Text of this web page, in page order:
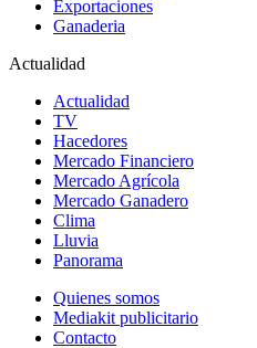
Exportaciones
Ganaderia
Actualidad
Actualidad
TV
Hacedores
Mercado Financiero
Mercado Agrícola
Mercado Ganadero
Clima
Lluvia
Panorama
Quienes somos
Mediakit publicitario
Contacto